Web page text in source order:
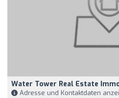
Water Tower Real Estate
Adresse und Kontaktdaten